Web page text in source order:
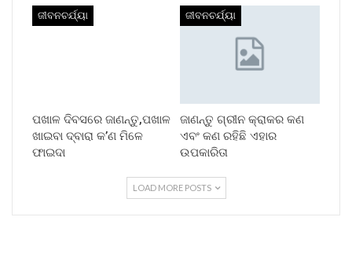
ଜୀବନଚର୍ଯ୍ୟା
ପଖାଳ ଦିବସରେ ଜାଣନ୍ତୁ,ପଖାଳ
ଖାଇବା ଦ୍ବାରା କ’ଣ ମିଳେ
ଫାଇଦା
ଜୀବନଚର୍ଯ୍ୟା
ଜାଣନ୍ତୁ ଗ୍ରୀନ କ୍ରାକର କଣ
ଏବଂ କଣ ରହିଛି ଏହାର
ଉପକାରିତା
LOAD MORE POSTS